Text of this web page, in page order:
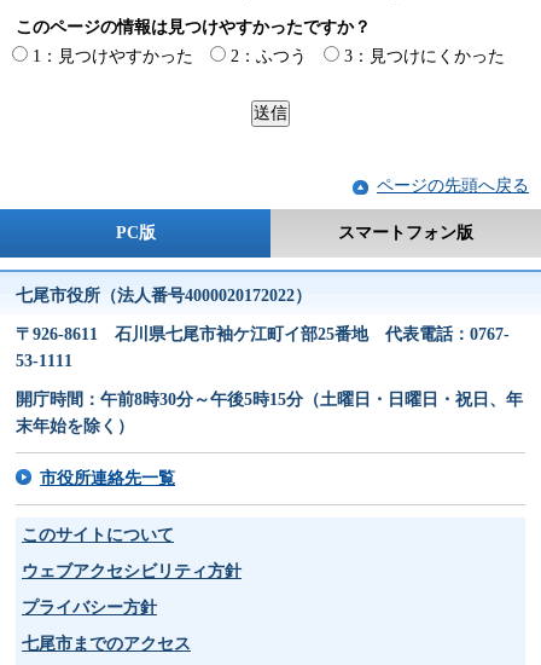
このページの情報は見つけやすかったですか？
1：見つけやすかった
2：ふつう 3：見つけにくかった
ページの先頭へ戻る
PC版 スマートフォン版
七尾市役所（法人番号4000020172022）
〒926-8611 石川県七尾市袖ケ江町イ部25番地 代表電話：0767-
53-1111
開庁時間：午前8時30分～午後5時15分（土曜日・日曜日・祝日、年
末年始を除く）
市役所連絡先一覧
このサイトについて
ウェブアクセシビリティ方針
プライバシー方針
七尾市までのアクセス